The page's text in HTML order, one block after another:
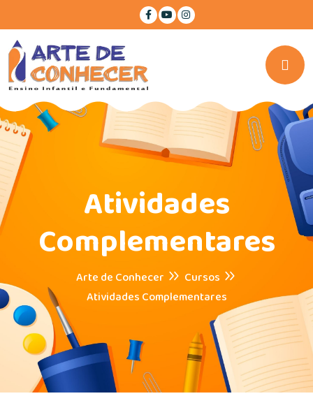
Atividades
Complementares
Arte de Conhecer
Cursos
Atividades Complementares